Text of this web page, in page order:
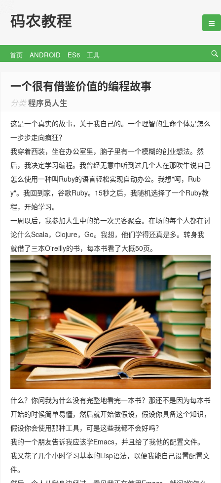
首页 ANDROID ES6 工具
一个很有借鉴价值的编程故事
分类程序员人生
这是一个真实的故事，关于我自己的。一个理智的生命个体是怎么
一步步走向疯狂？
我穿着西装，坐在办公室里，脑子里有一个模糊的创业想法。然
后，我决定学习编程。我曾经无意中听到过几个人在那吹牛说自己
怎么使用一种叫Ruby的语言轻松实现自动办公。我想"呵，Rub
y"。我回到家，谷歌Ruby。15秒之后，我随机选择了一个Ruby教
程，开始学习。
一周以后，我参加人生中的第一次黑客聚会。在场的每个人都在讨
论什么Scala，Clojure，Go。我想，他们学得还真是多。转身我
就借了三本O'reilly的书，每本书看了大概50页。
什么？你问我为什么没有完整地看完一本书？那还不是因为每本书
开始的时候简单易懂，然后就开始做假设，假设你具备这个知识，
假设你会使用那种工具，可是这些我都不会好吗？
我的一个朋友告诉我应该学Emacs，并且给了我他的配置文件。
我又花了几个小时学习基本的Lisp语法，以便我能自己设置配置文
件。